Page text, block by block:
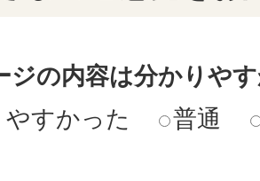
ジの内容は分かりや
すかった
普通